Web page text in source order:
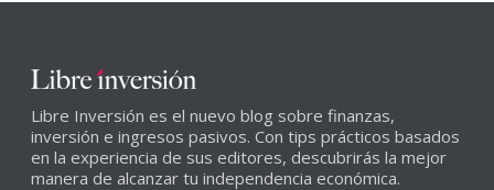
Libre Inversión es el nuevo blog sobre finanzas,
inversión e ingresos pasivos. Con tips prácticos basados
en la experiencia de sus editores, descubrirás la mejor
manera de alcanzar tu independencia económica.